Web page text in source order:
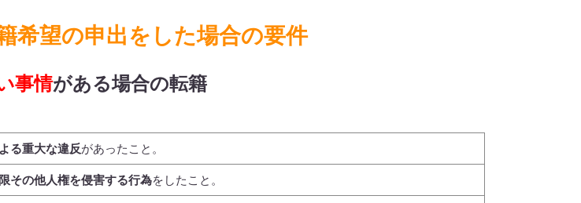
希望の申出をした場合の要件
事情がある場合の転籍
る重大な違反があったこと。
その他人権を侵害する行為をしたこと。